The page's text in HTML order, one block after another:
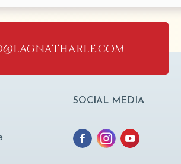
SOCIAL MEDIA